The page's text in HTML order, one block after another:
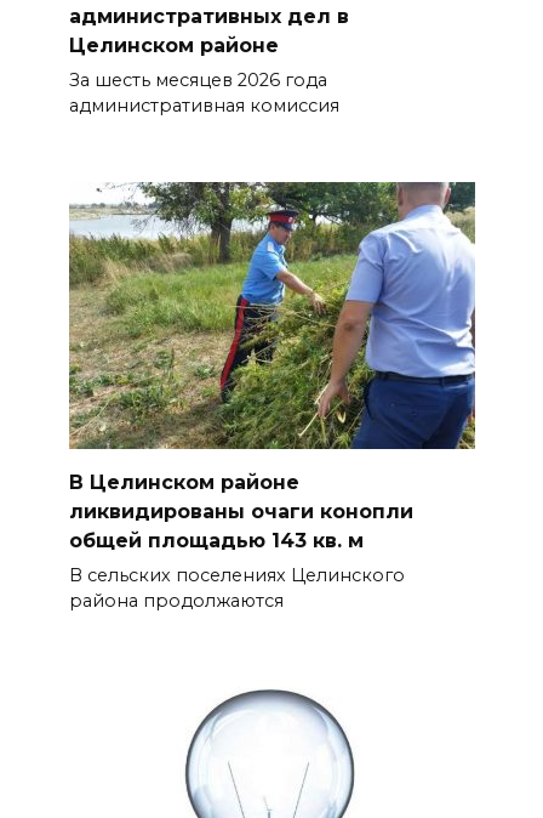
административных дел в
Целинском районе
За шесть месяцев 2026 года
административная комиссия
В Целинском районе
ликвидированы очаги конопли
общей площадью 143 кв. м
В сельских поселениях Целинского
района продолжаются